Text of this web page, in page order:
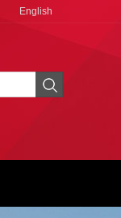
English